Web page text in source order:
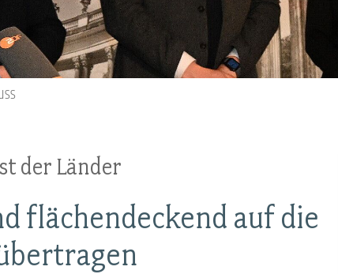
Frauen
Jugend
Versorgung
Beihilfe
Tarifverträge
Rechtsprechung
Bildung
Europa
Akademie
Verlag
der Länder
flächendeckend auf die